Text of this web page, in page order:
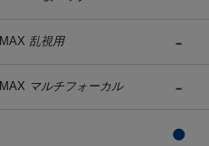
MAX 乱視用
MAX マルチフォーカル